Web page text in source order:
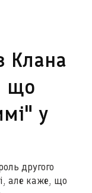
Клана
що
у
другого
але каже, що